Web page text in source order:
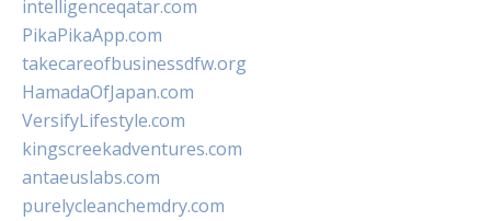
intelligenceqatar.com
PikaPikaApp.com
takecareofbusinessdfw.org
HamadaOfJapan.com
VersifyLifestyle.com
kingscreekadventures.com
antaeuslabs.com
purelycleanchemdry.com